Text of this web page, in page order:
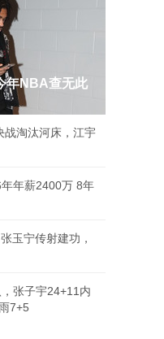
年NBA查无此
战淘汰河床，江宇
年薪2400万 8年
玉宁传射建功，
张子宇24+11内
7+5